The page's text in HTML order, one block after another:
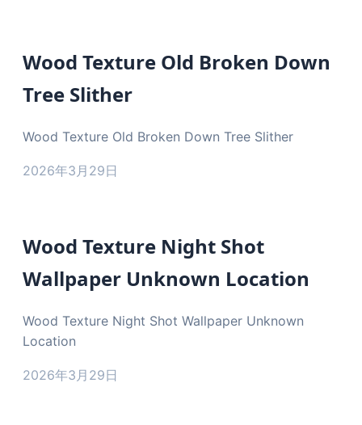
Wood Texture Old Broken Down
Tree Slither
Wood Texture Old Broken Down Tree Slither
2026年3月29日
Wood Texture Night Shot
Wallpaper Unknown Location
Wood Texture Night Shot Wallpaper Unknown
Location
2026年3月29日